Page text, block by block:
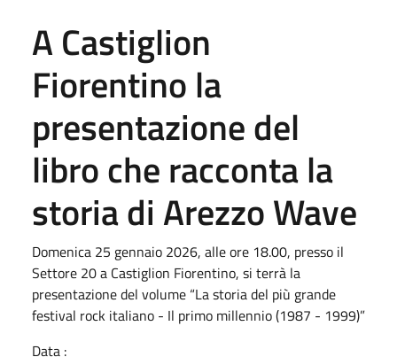
A Castiglion
Fiorentino la
presentazione del
libro che racconta la
storia di Arezzo Wave
Domenica 25 gennaio 2026, alle ore 18.00, presso il
Settore 20 a Castiglion Fiorentino, si terrà la
presentazione del volume “La storia del più grande
festival rock italiano - Il primo millennio (1987 - 1999)”
Data :